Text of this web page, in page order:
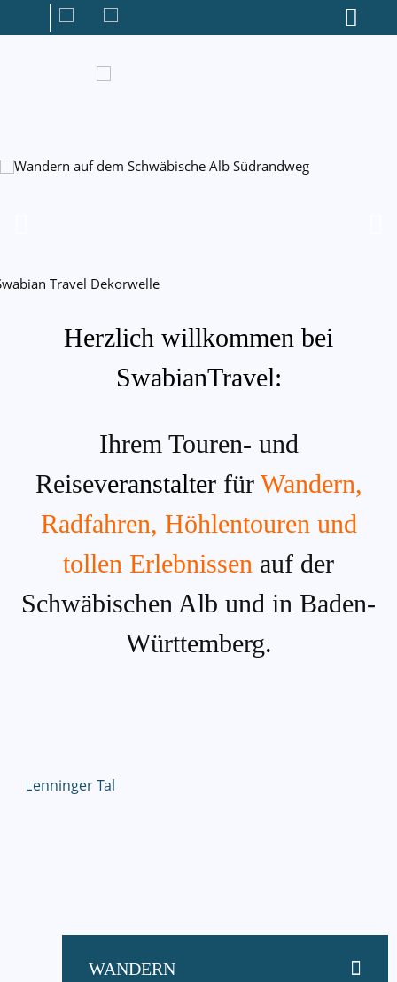
Herzlich willkommen bei
SwabianTravel:
Ihrem Touren- und
Reiseveranstalterfür Wandern,
Radfahren, Höhlentouren und
tollen Erlebnissen auf der
Schwäbischen Alb und in Baden-
Württemberg.
WANDERN